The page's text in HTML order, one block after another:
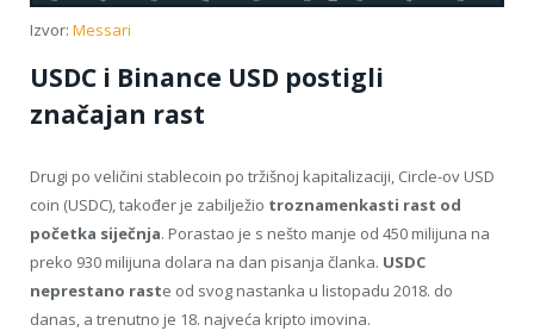
Izvor: Messari
USDC i Binance USD postigli
značajan rast
Drugi po veličini stablecoin po tržišnoj kapitalizaciji, Circle-ov USD
coin (USDC), također je zabilježio troznamenkasti rast od
početka siječnja. Porastao je s nešto manje od 450 milijuna na
preko 930 milijuna dolara na dan pisanja članka. USDC
neprestano raste od svog nastanka u listopadu 2018. do
danas, a trenutno je 18. najveća kripto imovina.